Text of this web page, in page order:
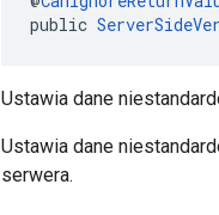
public
Ustawia dane
Ustawia dane
serwera.